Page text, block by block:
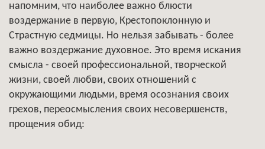
напомним, что наиболее важно блюсти
воздержание в первую, Крестопоклонную и
Страстную седмицы. Но нельзя забывать - более
важно воздержание духовное. Это время искания
смысла - своей профессиональной, творческой
жизни, своей любви, своих отношений с
окружающими людьми, время осознания своих
грехов, переосмысления своих несовершенств,
прощения обид: